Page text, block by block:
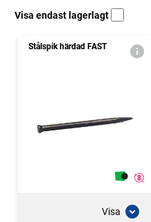
Visa endast lagerlagt
Stålspik härdad FAST
Visa